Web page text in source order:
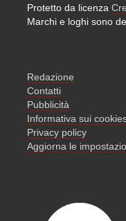
Protetto da licenza
Marchi e loghi sono
Redazione
Contatti
Pubblicità
Informativa sui
Privacy policy
Aggiorna le